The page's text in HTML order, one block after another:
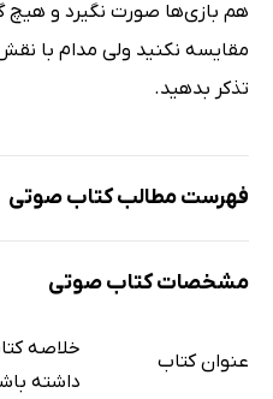
هم بازی‌ها صورت نگیرد و هیچ
مقایسه نکنید ولی مدام با
تذکر بدهید.
فهرست مطالب کتاب صوتی
نمونه
چگونه فرزند موفقی داشته
مشخصات کتاب صوتی
عنوان کتاب
خلاصه
داشته